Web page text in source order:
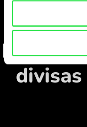
Cambiar en la